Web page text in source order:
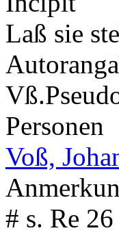
Laß sie
Vß.
Personen
Voß,
# s. Re 26